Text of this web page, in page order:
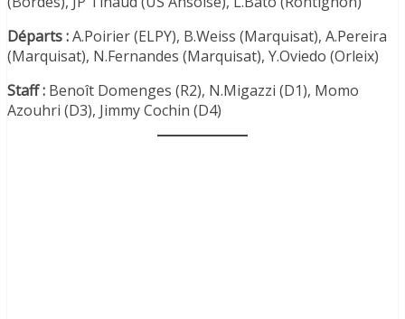
Départs :A.Poirier (ELPY), B.Weiss (Marquisat), A.Pereira
(Marquisat), N.Fernandes (Marquisat), Y.Oviedo (Orleix)
Staff : Benoît Domenges (R2), N.Migazzi (D1), Momo
Azouhri (D3), Jimmy Cochin (D4)